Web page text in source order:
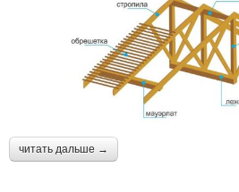
читать дальше →